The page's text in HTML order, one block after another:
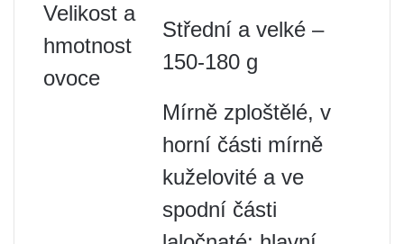
Velikost a
hmotnost
ovoce
Střední a velké –
150-180 g
Mírně zploštělé, v
horní části mírně
kuželovité a ve
spodní části